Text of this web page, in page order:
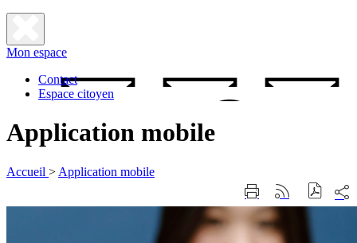
Fermer
la
Mon espace
Contact
Espace citoyen
Application mobile
Accueil > Application mobile
Imprimer
cette
page
Générer
le
flux
RSS
sur